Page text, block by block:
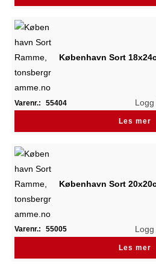
København Sort
Varenr.: 55404
Les mer
København Sort
Varenr.: 55005
Les mer